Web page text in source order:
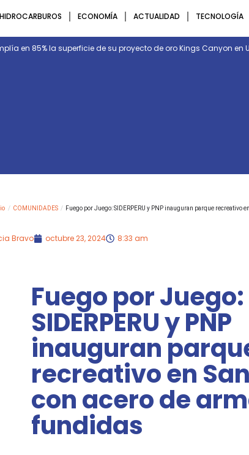
HIDROCARBUROS ECONOMÍA ACTUALIDAD TECNOLOGÍA
en 85% la superficie de su proyecto de oro Kings Canyon en
/ COMUNIDADES / Fuego por Juego: SIDERPERU y PNP inauguran parque recreativo
Bravo octubre 23, 2024 8:33 am
Fuego por Juego:
SIDERPERU y PNP
inauguran
recreativo en
con acero de
fundidas